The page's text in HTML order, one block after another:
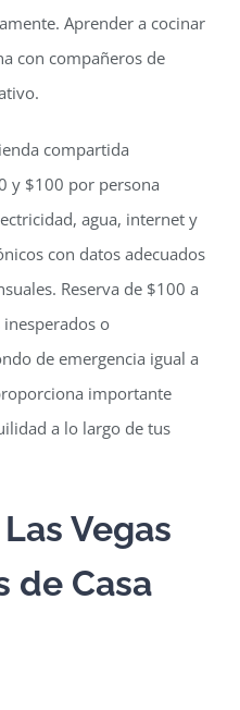
Aprender a cocinar
con compañeros de
compartida
y $100 por persona
agua, internet y
con datos adecuados
Reserva de $100 a
o
de emergencia igual a
importante
a lo largo de tus
Vegas
de Casa